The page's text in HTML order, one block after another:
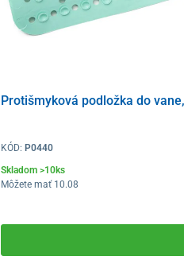
Protišmyková podložka do
KÓD: P0440
Skladom >10ks
Môžete mať 10.08